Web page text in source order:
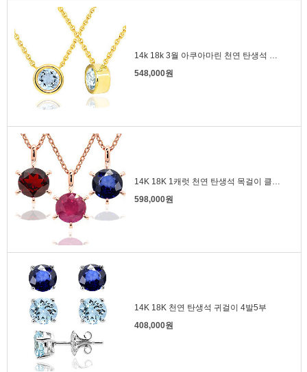
548,000원
598,000원
14K 18K 천연 탄생석 귀걸이 4발5부
408,000원